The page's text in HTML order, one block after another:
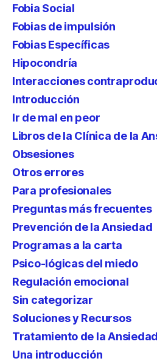
Fobia Social
Fobias de impulsión
Fobias Específicas
Hipocondría
Interacciones
Introducción
Ir de mal en peor
Libros de la Clínica de la
Obsesiones
Otros errores
Para profesionales
Preguntas más frecuentes
Prevención de la Ansiedad
Programas a la carta
Psico-lógicas del miedo
Regulación emocional
Sin categorizar
Soluciones y Recursos
Tratamiento de la Ansiedad
Una introducción